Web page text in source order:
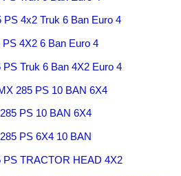
PS 4x2 Truk 6 Ban Euro 4
4X2 6 Ban Euro 4
Truk 6 Ban 4X2 Euro 4
285 PS 10 BAN 6X4
PS 10 BAN 6X4
PS 6X4 10 BAN
TRACTOR HEAD 4X2